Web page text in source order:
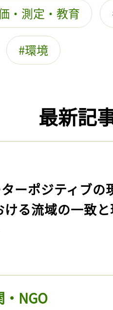
・測定・教育
環境
最新記
ターポジティブの
る流域の一致
NGO